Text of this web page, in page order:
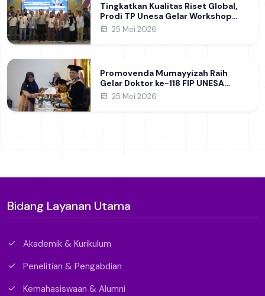
Tingkatkan Kualitas Riset Global,
Prodi TP Unesa Gelar Workshop
Strategi Pengelolaan Jurnal dan
25 Mei 2026
Promovenda Mumayyizah Raih
Gelar Doktor ke-118 FIP UNESA
melalui Kajian Kepemimpinan
25 Mei 2026
Bidang Layanan Utama
Akademik & Kurikulum
Penelitian & Pengabdian
Kemahasiswaan & Alumni